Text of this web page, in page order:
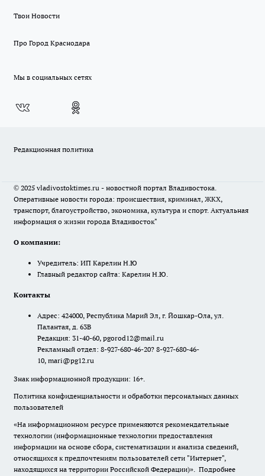
Твои Новости
Про Город Краснодара
Мы в социальных сетях
Редакционная политика
© 2025 vladivostoktimes.ru - новостной портал Владивостока.
Оперативные новости города: происшествия, криминал, ЖКХ,
транспорт, благоустройство, экономика, культура и спорт. Актуальная
информация о жизни города Владивосток"
О компании:
Учредитель: ИП Карелин Н.Ю
Главный редактор сайта: Карелин Н.Ю.
Контакты
Адрес: 424000, Республика Марий Эл, г. Йошкар-Ола, ул.
Палантая, д. 63В
Редакция: 31-40-60, pgorod12@mail.ru
Рекламный отдел: 8-927-680-46-20? 8-927-680-46-
10, mari@pg12.ru
Знак информационной продукции: 16+.
Политика конфиденциальности и обработки персональных данных
пользователей
«На информационном ресурсе применяются рекомендательные
технологии (информационные технологии предоставления
информации на основе сбора, систематизации и анализа сведений,
относящихся к предпочтениям пользователей сети "Интернет",
находящихся на территории Российской Федерации)». Подробнее